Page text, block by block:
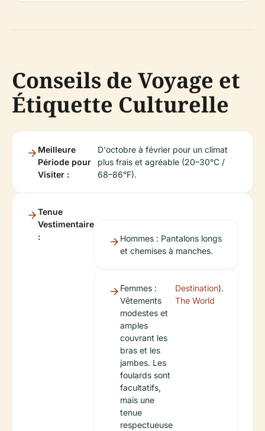
Conseils de Voyage et
Étiquette Culturelle
Meilleure
Période pour
Visiter :
D'octobre à février pour un climat
plus frais et agréable (20–30°C /
68–86°F).
Tenue
Vestimentaire
:
Hommes : Pantalons longs
et chemises à manches.
Femmes :
Vêtements
modestes et
amples
couvrant les
bras et les
jambes. Les
foulards sont
facultatifs,
mais une
tenue
respectueuse
Destination
The World
).